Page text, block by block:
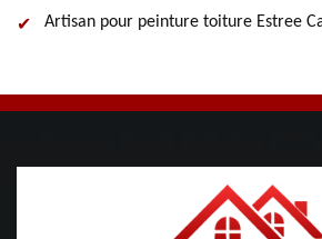
Artisan pour peinture toiture Estree